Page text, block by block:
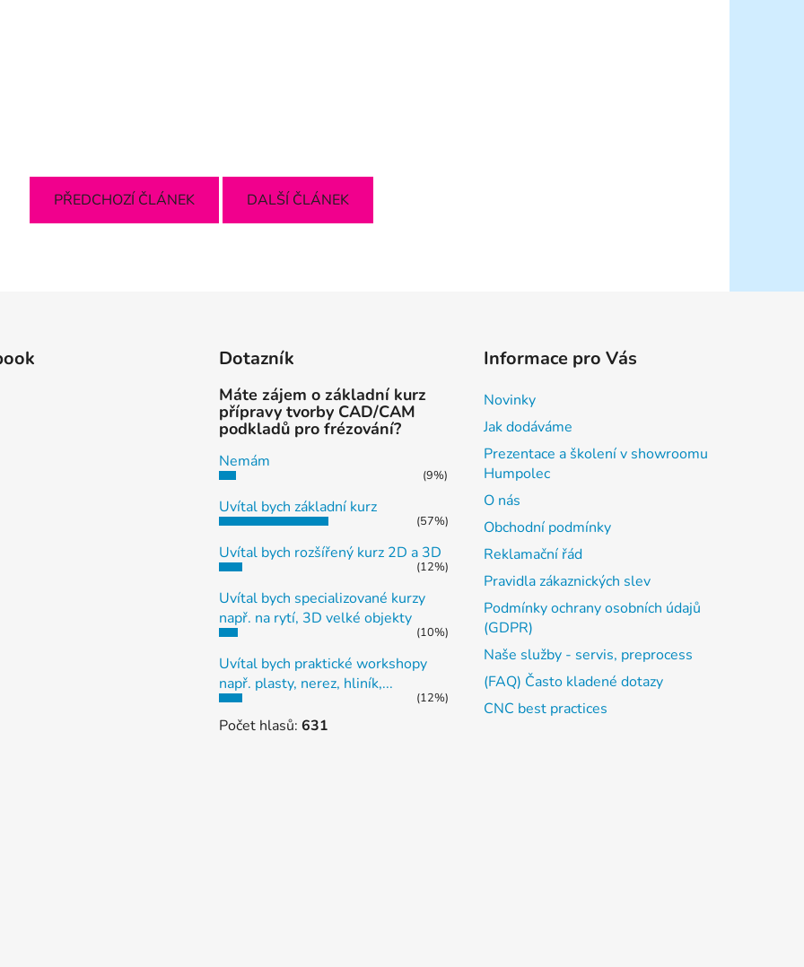
PŘEDCHOZÍ ČLÁNEK DALŠÍ ČLÁNEK
Dotazník
Máte zájem o základní kurz
přípravy tvorby CAD/CAM
podkladů pro frézování?
Nemám
(9%)
Uvítal bych základní kurz
(57%)
Uvítal bych rozšířený kurz 2D a 3D
(12%)
Uvítal bych specializované kurzy
např. na rytí, 3D velké objekty
(10%)
Uvítal bych praktické workshopy
např. plasty, nerez, hliník,...
(12%)
Počet hlasů: 631
Informace pro Vás
Novinky
Jak dodáváme
Prezentace a školení v showroomu
Humpolec
O nás
Obchodní podmínky
Reklamační řád
Pravidla zákaznických slev
Podmínky ochrany osobních údajů
(GDPR)
Naše služby - servis, preprocess
(FAQ) Často kladené dotazy
CNC best practices